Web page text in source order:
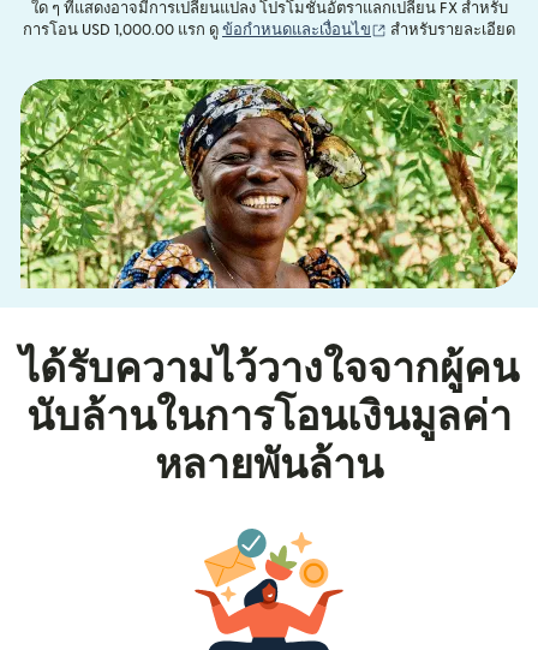
ใด ๆ ที่แสดงอาจมีการเปลี่ยนแปลง โปรโมชั่นอัตราแลกเปลี่ยน FX สำหรับ
การโอน USD 1,000.00 แรก ดู ข้อกำหนดและเงื่อนไข (เปิดในหน้าต่างใหม่)
สำหรับรายละเอียด
ได้รับความไว้วางใจจากผู้คน
นับล้านในการโอนเงินมูลค่า
หลายพันล้าน